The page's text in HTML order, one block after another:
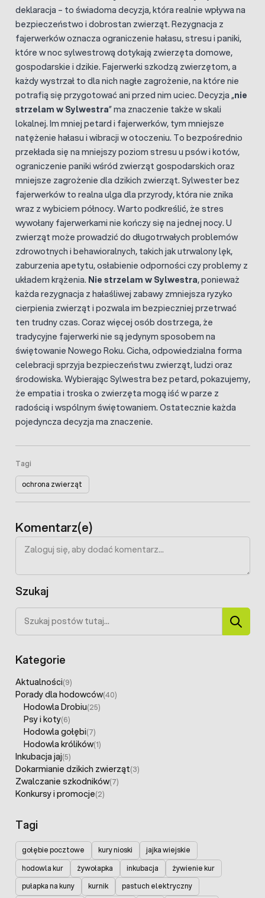
deklaracja – to świadoma decyzja, która realnie wpływa na
bezpieczeństwo i dobrostan zwierząt. Rezygnacja z
fajerwerków oznacza ograniczenie hałasu, stresu i paniki,
które w noc sylwestrową dotykają zwierzęta domowe,
gospodarskie i dzikie. Fajerwerki szkodzą zwierzętom, a
każdy wystrzał to dla nich nagłe zagrożenie, na które nie
potrafią się przygotować ani przed nim uciec. Decyzja „nie
strzelam w Sylwestra” ma znaczenie także w skali
lokalnej. Im mniej petard i fajerwerków, tym mniejsze
natężenie hałasu i wibracji w otoczeniu. To bezpośrednio
przekłada się na mniejszy poziom stresu u psów i kotów,
ograniczenie paniki wśród zwierząt gospodarskich oraz
mniejsze zagrożenie dla dzikich zwierząt. Sylwester bez
fajerwerków to realna ulga dla przyrody, która nie znika
wraz z wybiciem północy. Warto podkreślić, że stres
wywołany fajerwerkami nie kończy się na jednej nocy. U
zwierząt może prowadzić do długotrwałych problemów
zdrowotnych i behawioralnych, takich jak utrwalony lęk,
zaburzenia apetytu, osłabienie odporności czy problemy z
układem krążenia. Nie strzelam w Sylwestra, ponieważ
każda rezygnacja z hałaśliwej zabawy zmniejsza ryzyko
cierpienia zwierząt i pozwala im bezpieczniej przetrwać
ten trudny czas. Coraz więcej osób dostrzega, że
tradycyjne fajerwerki nie są jedynym sposobem na
świętowanie Nowego Roku. Cicha, odpowiedzialna forma
celebracji sprzyja bezpieczeństwu zwierząt, ludzi oraz
środowiska. Wybierając Sylwestra bez petard, pokazujemy,
że empatia i troska o zwierzęta mogą iść w parze z
radością i wspólnym świętowaniem. Ostatecznie każda
pojedyncza decyzja ma znaczenie.
Tagi
ochrona zwierząt
Komentarz(e)
Szukaj
Szukaj
Kategorie
Aktualności(9)
Porady dla hodowców(40)
Hodowla Drobiu(25)
Psy i koty(6)
Hodowla gołębi(7)
Hodowla królików(1)
Inkubacja jaj(5)
Dokarmianie dzikich zwierząt(3)
Zwalczanie szkodników(7)
Konkursy i promocje(2)
Tagi
gołębie pocztowe kury nioski
jajka wiejskie
hodowla kur
żywołapka inkubacja
żywienie kur
pułapka na kuny
kurnik
pastuch elektryczny